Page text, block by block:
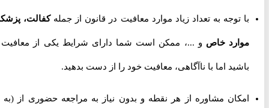
با توجه به تعداد زیاد موارد معافیت در قانون از جملهکفالت، پزشکی،
موارد خاصو ...، ممکن است شما دارای شرایط یکی از معافیت ها
باشید اما با ناآگاهی، معافیت خود را از دست بدهید.
امکان مشاوره از هر نقطه و بدون نیاز به مراجعه حضوری از (به جز